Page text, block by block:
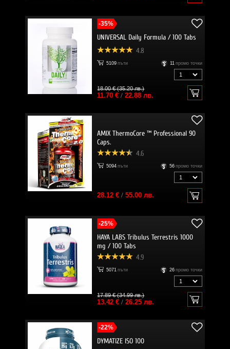
-35%
UNIVERSAL Daily Formula / 100 Tabs
4.8
5109 пъти 11 промо точки
18.00 € (35.20 лв.)
11.70 €/ 22.88 лв.
AMIX ThermoCore ™ Professional 90
Caps.
4.6
5094 пъти 56 промо точки
28.12 €/ 55.00 лв.
-25%
HAYA LABS Tribulus Terrestris 1000
mg / 100 Tabs
4.9
5071 пъти 26 промо точки
17.89 € (34.99 лв.)
13.42 €/ 26.25 лв.
-22%
DYMATIZE ISO 100